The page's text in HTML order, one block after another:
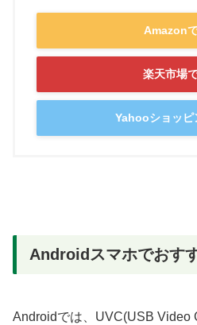
Amazon
楽天市場
Yahooショッピ
Androidスマホでおす
Androidでは、UVC(USB Video